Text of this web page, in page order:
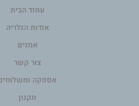
עמוד הבית
אודות הגלריה
אמנים
צור קשר
אספקה ומשלוחים
תקנון